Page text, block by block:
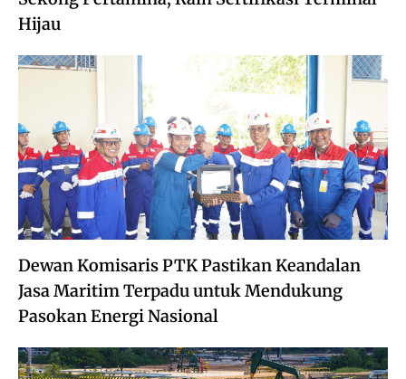
Hijau
Dewan Komisaris PTK Pastikan Keandalan
Jasa Maritim Terpadu untuk Mendukung
Pasokan Energi Nasional